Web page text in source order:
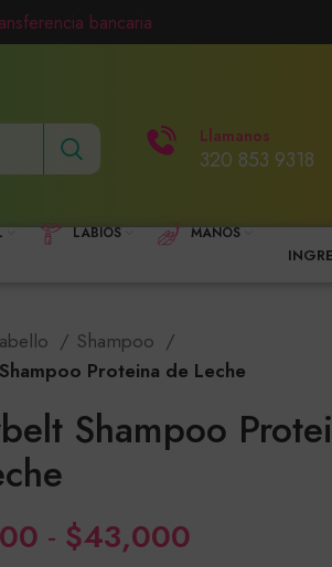
Llamanos
320 853 9318
LABIOS MANOS
Shampoo
Proteina de Leche
Shampoo
- $43,000
bancaria